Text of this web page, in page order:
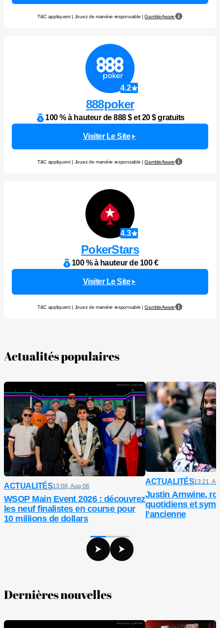
T&C appliquent | Jouez de manière responsable |GambleAware
4.2
888poker
100 % à hauteur de 888 $ et 20 $ gratuits
Visiter Le Site
T&C appliquent | Jouez de manière responsable |GambleAware
4.3
PokerStars
100 % à hauteur de 100 €
Visiter Le Site
T&C appliquent | Jouez de manière responsable |GambleAware
Actualités populaires
ACTUALITÉS13:08, Aug 06
WSOP Main Event 2026 : découvrez
les neuf finalistes en course pour
10 millions de dollars
ACTUALITÉS13:21,
Justin Arnwine,
quotidiens et
l’ancienne
Dernières nouvelles